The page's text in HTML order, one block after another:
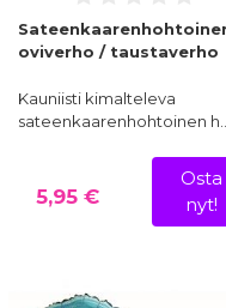
oviverho / taustaverho
Kauniisti kimalteleva
sateenkaarenhohtoinen h…
5,95 €
Osta
nyt!